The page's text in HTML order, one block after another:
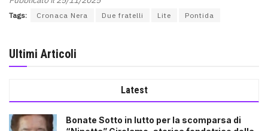
Tags: Cronaca Nera Due fratelli Lite Pontida
Ultimi Articoli
Latest
Bonate Sotto in lutto per la scomparsa di